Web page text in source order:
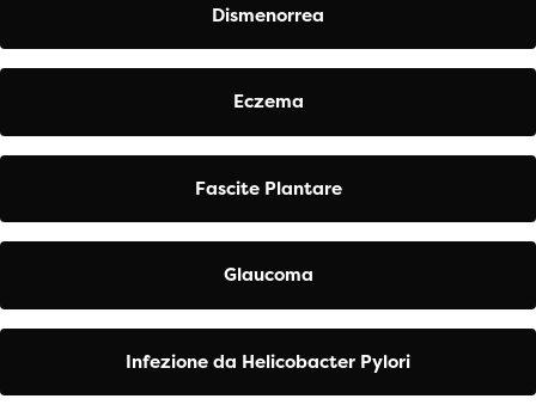
Dismenorrea
Eczema
Fascite Plantare
Glaucoma
Infezione da Helicobacter Pylori